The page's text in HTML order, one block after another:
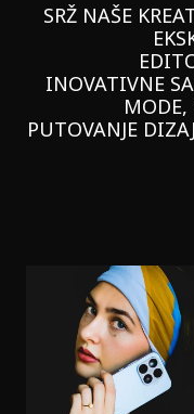
SRŽ NAŠE
INOVATIVNE
MODE,
PUTOVANJE